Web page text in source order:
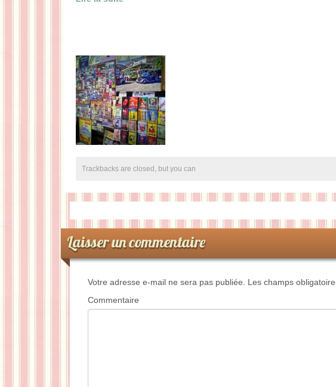
Trackbacks are closed, but you can
Laisser un commentaire
Votre adresse e-mail ne sera pas publiée. Les champs
Commentaire